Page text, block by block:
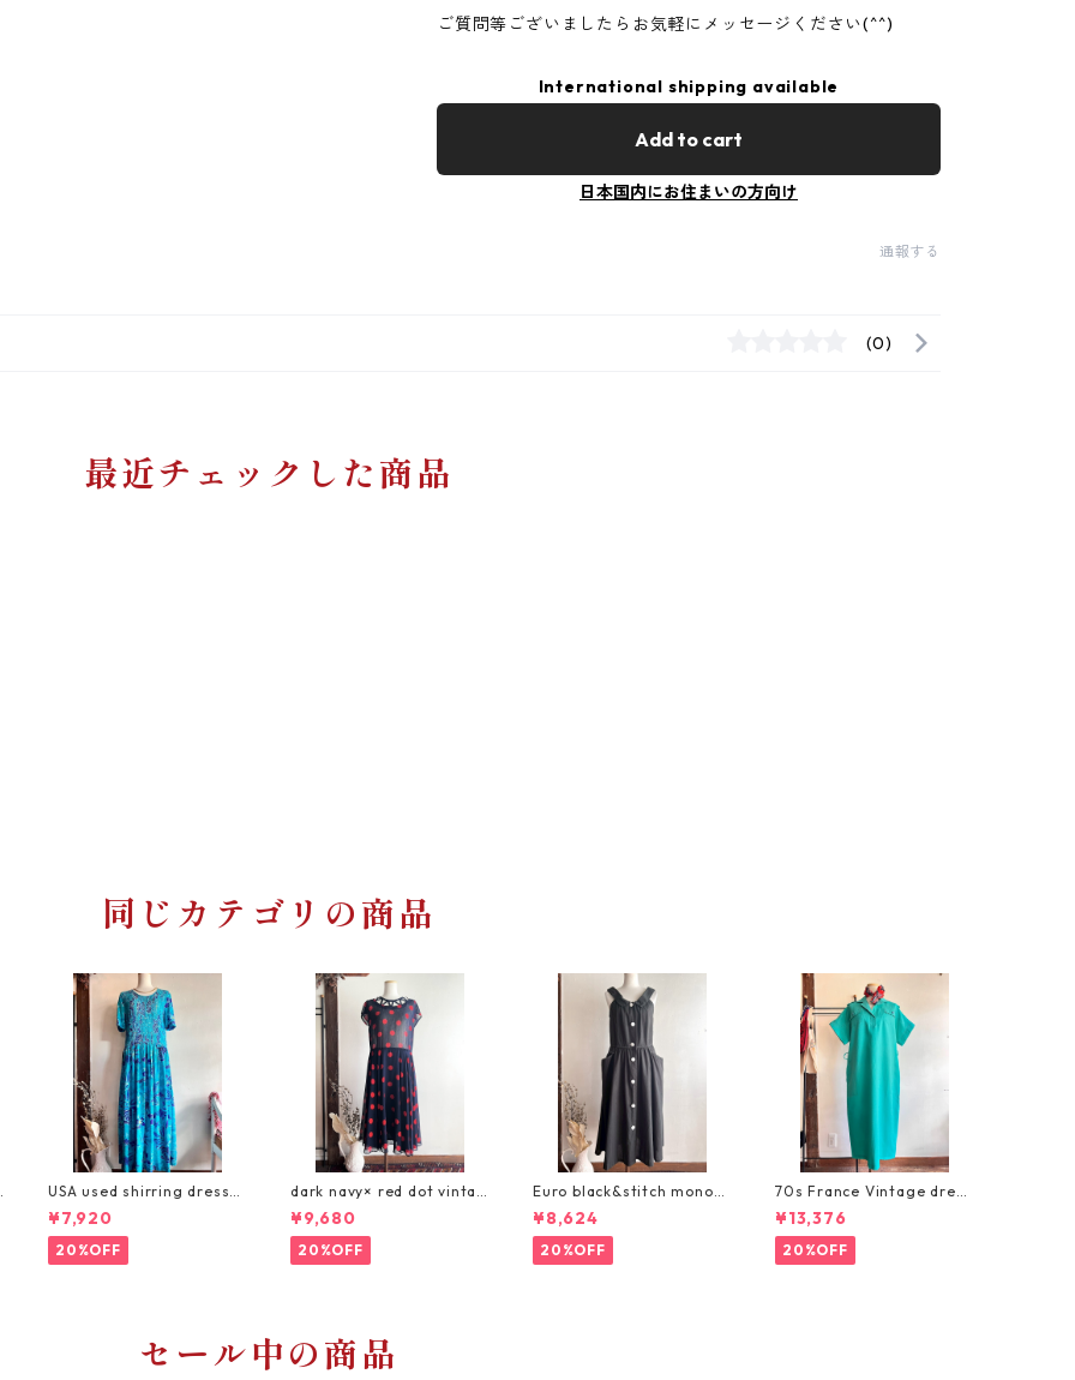
ご質問等ございましたらお気軽にメッセージください(^^)
International shipping available
Add to cart
日本国内にお住まいの方向け
通報する
(0)
最近チェックした商品
同じカテゴリの商品
USA used shirring dress/
レトロブルーのヴィンテー
ジリゾートワンピース
¥7,920
20%OFF
dark navy× red dot vintag
e dress/透かしデザイン・
ダークネイビーに赤水玉の
ロングワンピース
¥9,680
20%OFF
Euro black&stitch monoto
ne dress/ステッチとまんま
るボタンのヴィンテージブ
ラックワンピース
¥8,624
20%OFF
70s France Vintage dres
s/フランスヴィンテージ・
ターコイズグリーンのサフ
ァリワンピース
¥13,376
20%OFF
セール中の商品